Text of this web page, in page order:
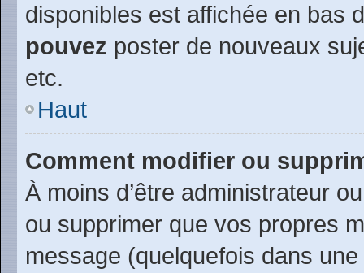
disponibles est affichée en bas
pouvez poster de nouveaux
etc.
Haut
Comment modifier ou
À moins d’être administrateur
ou supprimer que vos propres
message (quelquefois dans